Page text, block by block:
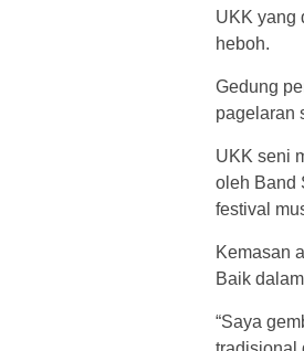
UKK yang
heboh.
Gedung
pagelaran
UKK seni
oleh Band
festival
Kemasan
Baik
“Saya